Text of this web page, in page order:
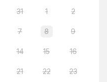
31 1 2
7 8 9
14 15 16
21 22 23